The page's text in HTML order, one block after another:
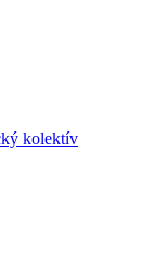
kolektív